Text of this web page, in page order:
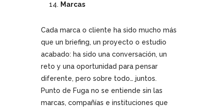
Marcas
Cada marca o cliente ha sido mucho más
que un briefing, un proyecto o estudio
acabado: ha sido una conversación, un
reto y una oportunidad para pensar
diferente, pero sobre todo… juntos.
Punto de Fuga no se entiende sin las
marcas, compañías e instituciones que